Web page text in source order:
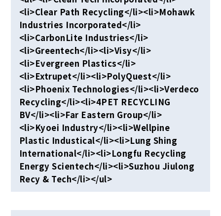
<li>Clear Path Recycling</li><li>Mohawk
Industries Incorporated</li>
<li>CarbonLite Industries</li>
<li>Greentech</li><li>Visy</li>
<li>Evergreen Plastics</li>
<li>Extrupet</li><li>PolyQuest</li>
<li>Phoenix Technologies</li><li>Verdeco
Recycling</li><li>4PET RECYCLING
BV</li><li>Far Eastern Group</li>
<li>Kyoei Industry</li><li>Wellpine
Plastic Industical</li><li>Lung Shing
International</li><li>Longfu Recycling
Energy Scientech</li><li>Suzhou Jiulong
Recy & Tech</li></ul>